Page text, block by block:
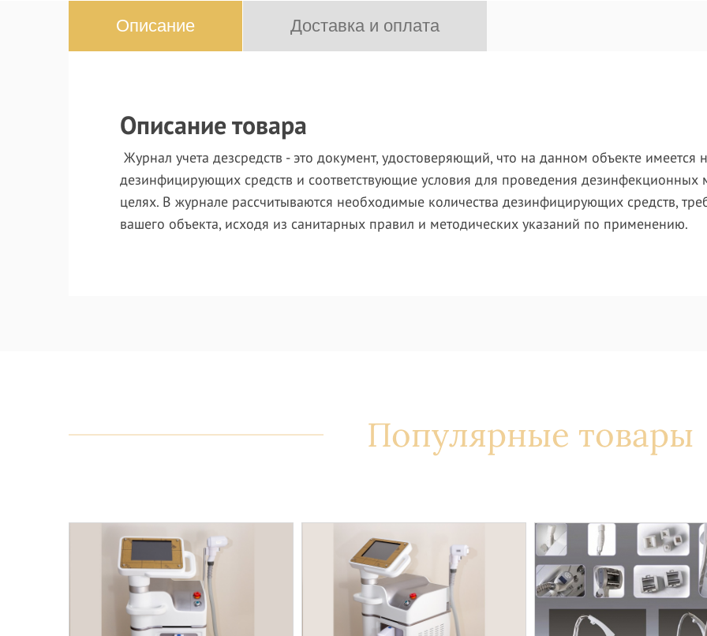
Описание Доставка и оплата
Описание товара
Журнал учета дезсредств - это документ, удостоверяющий, что на данном объекте
дезинфицирующих средств и соответствующие условия для проведения дезинфекционных
целях. В журнале рассчитываются необходимые количества дезинфицирующих средств,
вашего объекта, исходя из санитарных правил и методических указаний по применению.
Популярные товары